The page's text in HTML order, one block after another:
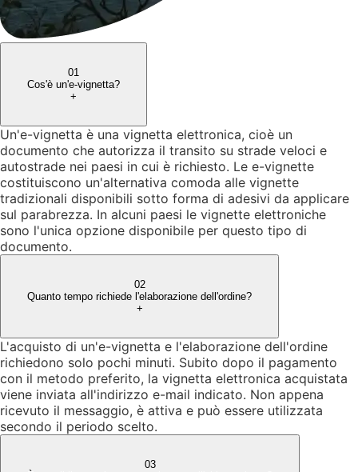
01
Cos'è un'e-vignetta?
+
Un'e-vignetta è una vignetta elettronica, cioè un
documento che autorizza il transito su strade veloci e
autostrade nei paesi in cui è richiesto. Le e-vignette
costituiscono un'alternativa comoda alle vignette
tradizionali disponibili sotto forma di adesivi da applicare
sul parabrezza. In alcuni paesi le vignette elettroniche
sono l'unica opzione disponibile per questo tipo di
documento.
02
Quanto tempo richiede l'elaborazione dell'ordine?
+
L'acquisto di un'e-vignetta e l'elaborazione dell'ordine
richiedono solo pochi minuti. Subito dopo il pagamento
con il metodo preferito, la vignetta elettronica acquistata
viene inviata all'indirizzo e-mail indicato. Non appena
ricevuto il messaggio, è attiva e può essere utilizzata
secondo il periodo scelto.
03